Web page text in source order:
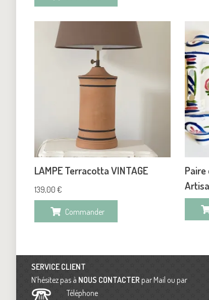
LAMPE Terracotta VINTAGE
139,00 €
Commander
Paire
SERVICE CLIENT
N’hésitez pas à NOUS CONTACTER par Mail ou par
Téléphone